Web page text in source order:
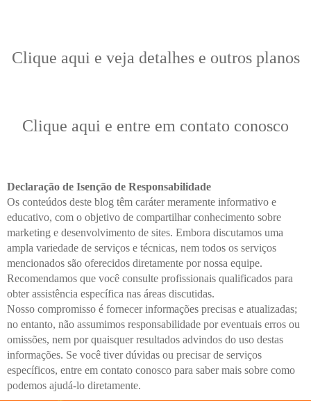
Clique aqui e veja detalhes e outros planos
Clique aqui e entre em contato conosco
Declaração de Isenção de Responsabilidade
Os conteúdos deste blog têm caráter meramente informativo e
educativo, com o objetivo de compartilhar conhecimento sobre
marketing e desenvolvimento de sites. Embora discutamos uma
ampla variedade de serviços e técnicas, nem todos os serviços
mencionados são oferecidos diretamente por nossa equipe.
Recomendamos que você consulte profissionais qualificados para
obter assistência específica nas áreas discutidas.
Nosso compromisso é fornecer informações precisas e atualizadas;
no entanto, não assumimos responsabilidade por eventuais erros ou
omissões, nem por quaisquer resultados advindos do uso destas
informações. Se você tiver dúvidas ou precisar de serviços
específicos, entre em contato conosco para saber mais sobre como
podemos ajudá-lo diretamente.